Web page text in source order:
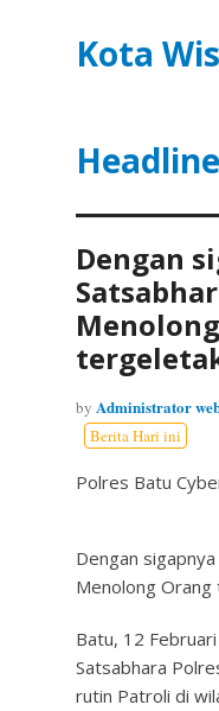
Kota
Dengan
by Administrator
Berita Hari ini
Polres Batu
Dengan
Menolong Orang
Batu, 12
Satsabhara
rutin Patroli di